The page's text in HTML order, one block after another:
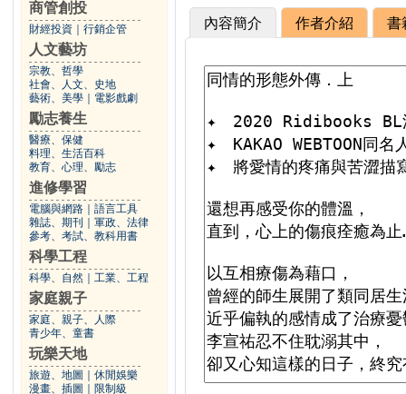
商管創投
財經投資 行銷企管
人文藝坊
宗教、哲學
社會、人文、史地
藝術、美學
電影戲劇
勵志養生
醫療、保健
料理、生活百科
教育、心理、勵志
進修學習
電腦與網路
語言工具
雜誌、期刊
軍政、法律
參考、考試、教科用書
科學工程
科學、自然 工業、工程
家庭親子
家庭、親子、人際
青少年、童書
玩樂天地
旅遊、地圖
休閒娛樂
漫畫、插圖
限制級
內容簡介 作者介紹 書